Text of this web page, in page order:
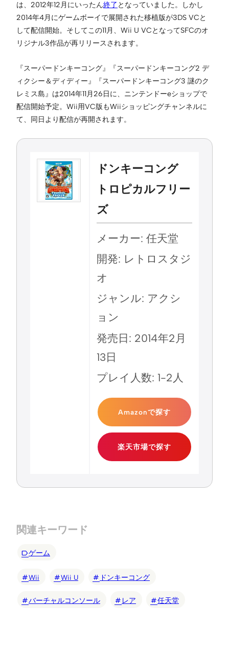
は、2012年12月にいったん終了 となっていました。しかし
2014年4月にゲームボーイで展開された移植版が3DS VCと
して配信開始。そしてこの11月、Wii U VCとなってSFCのオ
リジナル3作品が再リリースされます。
『スーパードンキーコング』『スーパードンキーコング2 デ
ィクシー＆ディディー』『スーパードンキーコング3 謎のク
レミス島』は2014年11月26日に、ニンテンドーeショップで
配信開始予定。Wii用VC版もWiiショッピングチャンネルに
て、同日より配信が再開されます。
ドンキーコング
トロピカルフリー
ズ
メーカー: 任天堂
開発: レトロスタジ
オ
ジャンル: アクシ
ョン
発売日: 2014年2月
13日
プレイ人数: 1-2人
Amazonで探す
楽天市場で探す
関連キーワード
ゲーム
Wii Wii U ドンキーコング
バーチャルコンソール レア 任天堂